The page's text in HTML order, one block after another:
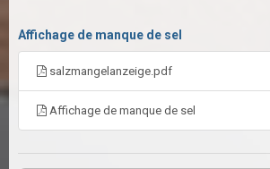
Affichage de manque de sel
salzmangelanzeige.pdf
Affichage de manque de sel